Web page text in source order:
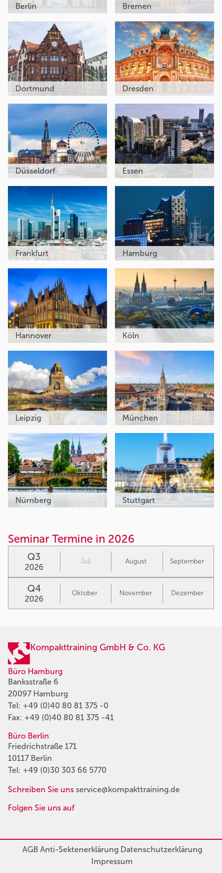
Berlin Bremen
Dortmund Dresden
Düsseldorf Essen
Frankfurt Hamburg
Hannover Köln
Leipzig München
Nürnberg Stuttgart
Seminar Termine in 2026
Q3
2026
Juli August September
Q4
2026
Oktober November Dezember
Kompakttraining GmbH & Co. KG
Büro Hamburg
Banksstraße 6
20097 Hamburg
Tel: +49 (0)40 80 81 375 -0
Fax: +49 (0)40 80 81 375 -41
Büro Berlin
Friedrichstraße 171
10117 Berlin
Tel: +49 (0)30 303 66 5770
Schreiben Sie uns service@kompakttraining.de
Folgen Sie uns auf
AGBAnti-SektenerklärungDatenschutzerklärung
Impressum